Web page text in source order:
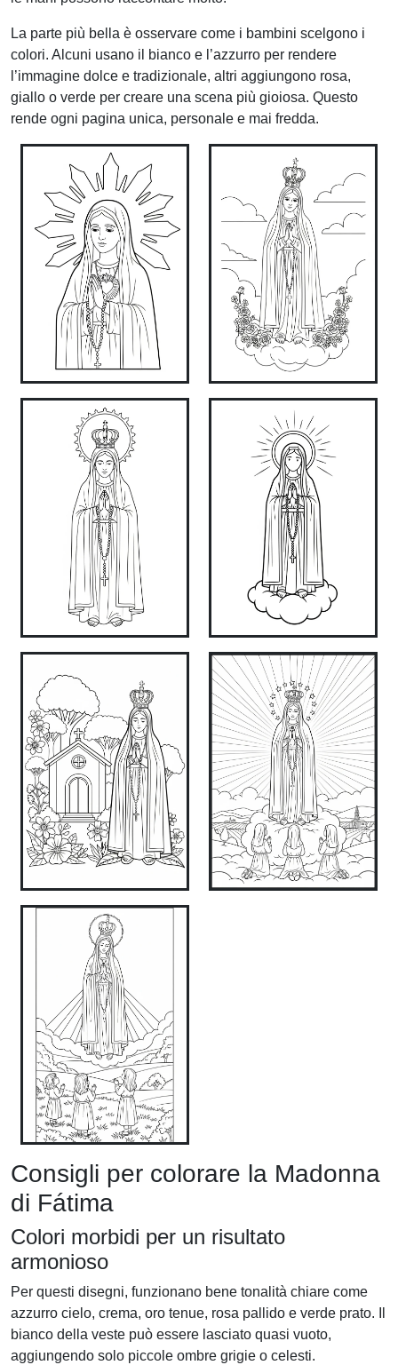
La parte più bella è osservare come i bambini scelgono i
colori. Alcuni usano il bianco e l’azzurro per rendere
l’immagine dolce e tradizionale, altri aggiungono rosa,
giallo o verde per creare una scena più gioiosa. Questo
rende ogni pagina unica, personale e mai fredda.
Consigli per colorare la Madonna
di Fátima
Colori morbidi per un risultato
armonioso
Per questi disegni, funzionano bene tonalità chiare come
azzurro cielo, crema, oro tenue, rosa pallido e verde prato. Il
bianco della veste può essere lasciato quasi vuoto,
aggiungendo solo piccole ombre grigie o celesti.